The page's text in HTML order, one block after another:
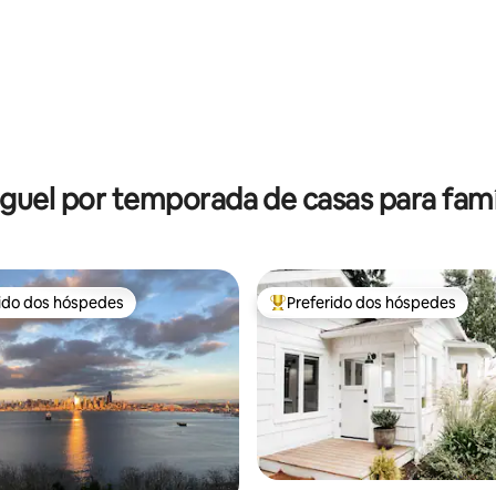
por temporada de casas para
preferidos dos hóspedes
dos hóspedes Entre os melhores preferidos
Preferido dos hóspedes